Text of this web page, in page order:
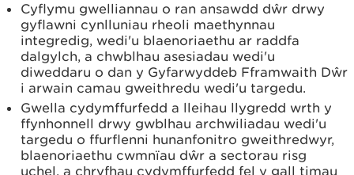
Cyflymu gwelliannau o ran ansawdd dŵr drwy
gyflawni cynlluniau rheoli maethynnau
integredig, wedi'u blaenoriaethu ar raddfa
dalgylch, a chwblhau asesiadau wedi'u
diweddaru o dan y Gyfarwyddeb Fframwaith Dŵr
i arwain camau gweithredu wedi'u targedu.
Gwella cydymffurfedd a lleihau llygredd wrth y
ffynhonnell drwy gwblhau archwiliadau wedi'u
targedu o ffurflenni hunanfonitro gweithredwyr,
blaenoriaethu cwmnïau dŵr a sectorau risg
uchel, a chryfhau cydymffurfedd fel y gall timau